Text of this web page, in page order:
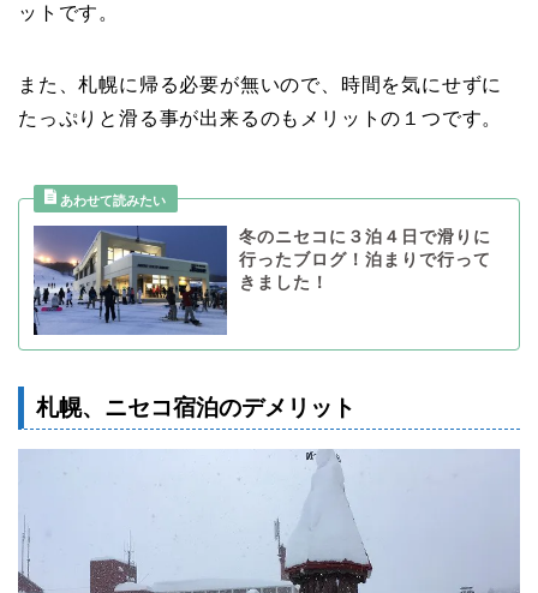
ットです。
また、札幌に帰る必要が無いので、時間を気にせずに
たっぷりと滑る事が出来るのもメリットの１つです。
冬のニセコに３泊４日で滑りに
行ったブログ！泊まりで行って
きました！
札幌、ニセコ宿泊のデメリット